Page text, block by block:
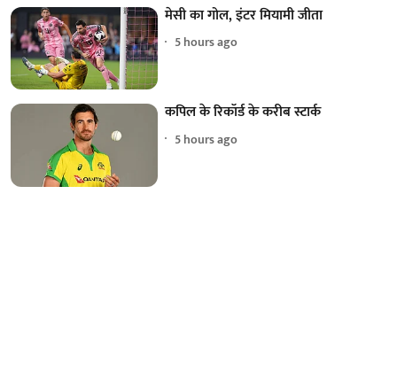
मेसी का गोल, इंटर मियामी जीता
5 hours ago
कपिल के रिकॉर्ड के करीब स्टार्क
5 hours ago